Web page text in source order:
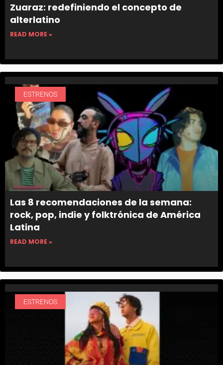
Zuaraz: redefiniendo el concepto de
alterlatino
READ MORE »
ESTRENOS
Las 8 recomendaciones de la semana:
rock, pop, indie y folktrónica de América
Latina
READ MORE »
ESTRENOS